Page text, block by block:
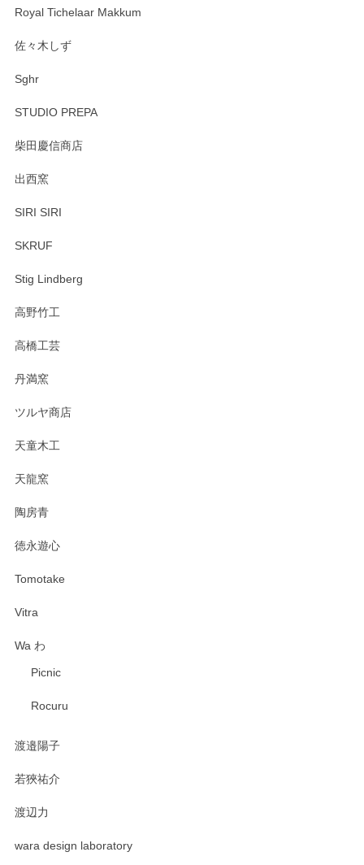
Royal Tichelaar Makkum
佐々木しず
Sghr
STUDIO PREPA
柴田慶信商店
出西窯
SIRI SIRI
SKRUF
Stig Lindberg
高野竹工
高橋工芸
丹満窯
ツルヤ商店
天童木工
天龍窯
陶房青
徳永遊心
Tomotake
Vitra
Wa わ
Picnic
Rocuru
渡邉陽子
若狹祐介
渡辺力
wara design laboratory